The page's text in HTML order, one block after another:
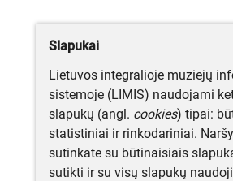
Slapukai
Lietuvos integralioje muziejų
sistemoje (LIMIS) naudojami
slapukų (angl. cookies) tipai:
statistiniai ir rinkodariniai.
sutinkate su būtinaisiais
sutikti ir su visų slapukų